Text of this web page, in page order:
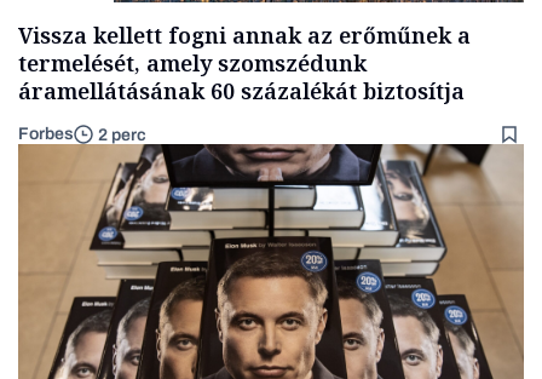
Vissza kellett fogni annak az erőműnek a
termelését, amely szomszédunk
áramellátásának 60 százalékát biztosítja
Forbes 2 perc